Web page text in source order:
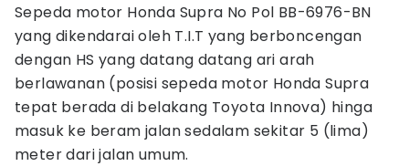
Sepeda motor Honda Supra No Pol BB-6976-BN
yang dikendarai oleh T.I.T yang berboncengan
dengan HS yang datang datang ari arah
berlawanan (posisi sepeda motor Honda Supra
tepat berada di belakang Toyota Innova) hinga
masuk ke beram jalan sedalam sekitar 5 (lima)
meter dari jalan umum.